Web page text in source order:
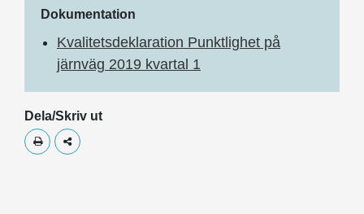
Dokumentation
Kvalitetsdeklaration Punktlighet på
järnväg 2019 kvartal 1
Dela/Skriv ut
Skriv utDela